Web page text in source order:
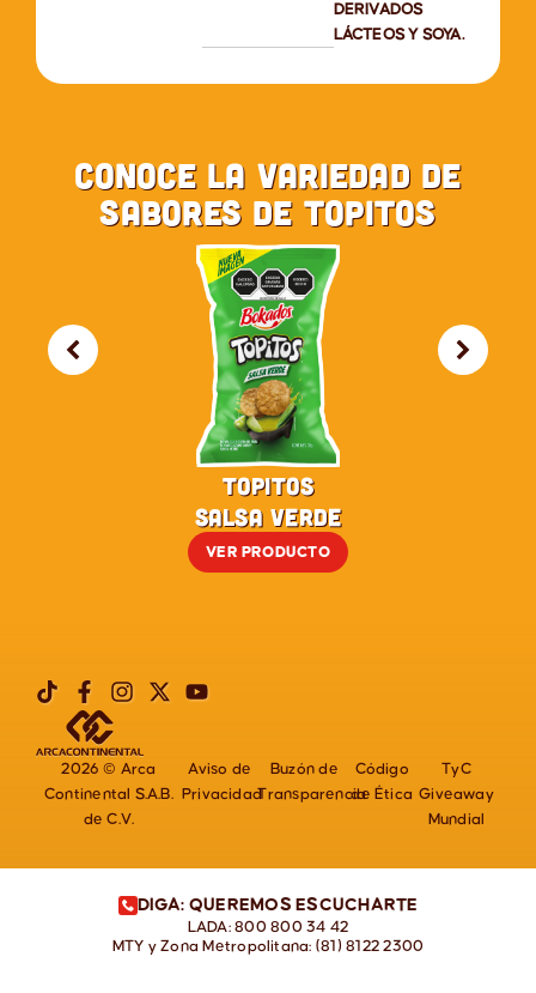
DERIVADOS
LÁCTEOS Y SOYA.
Conoce la variedad de
sabores de Topitos
Topitos
Salsa Verde
VER PRODUCTO
2026 © Arca
Continental S.A.B.
de C.V.
Aviso de
Privacidad
Buzón de
Transparencia
Código
de Ética
TyC
Giveaway
Mundial
DIGA: QUEREMOS ESCUCHARTE
LADA: 800 800 34 42
MTY y Zona Metropolitana: (81) 8122 2300